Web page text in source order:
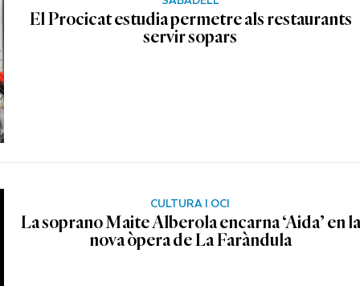
El Procicat estudia permetre als restaurants
servir sopars
CULTURA I OCI
La soprano Maite Alberola encarna ‘Aida’ en la
nova òpera de La Faràndula